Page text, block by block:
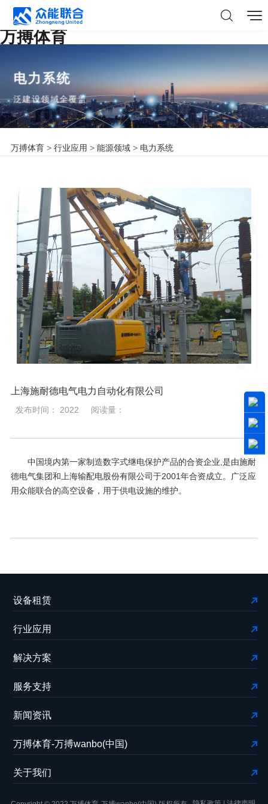
万搏体育
电力系统
泛建设领域全覆盖
万搏体育> 行业应用 > 能源领域> 电力系统
上海施耐德电气电力自动化有限公司
发布时间： 2022 阅读量：
中国境内第一家制造数字式继电保护产品的合资企业,是由施耐
德电气集团和上海输配电股份有限公司于2001年合资成立。广泛应
用众能联合的高空设备，用于供电设施的维护。
设备租赁
行业应用
解决方案
服务支持
新闻资讯
万搏体育-万搏wanbo(中国)
关于我们